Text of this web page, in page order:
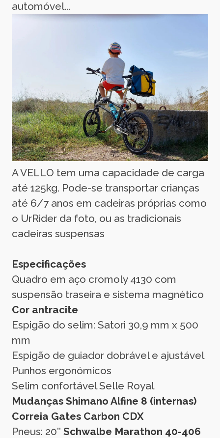
automóvel...
A VELLO tem uma capacidade de carga
até 125kg. Pode-se transportar crianças
até 6/7 anos em cadeiras próprias como
o UrRider da foto, ou as tradicionais
cadeiras suspensas
Especificações
Quadro em aço cromoly 4130 com
suspensão traseira e sistema magnético
Cor antracite
Espigão do selim: Satori 30,9 mm x 500
mm
Espigão de guiador dobrável e ajustável
Punhos ergonómicos
Selim confortável Selle Royal
Mudanças Shimano Alfine 8 (internas)
Correia Gates Carbon CDX
Pneus: 20’’ Schwalbe Marathon 40-406